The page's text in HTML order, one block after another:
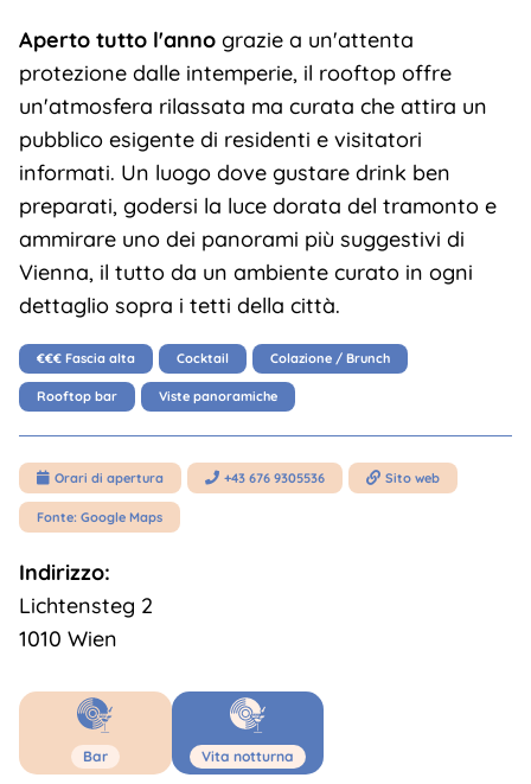
Aperto tutto l'annograzie a un'attenta
protezione dalle intemperie, il rooftop offre
un'atmosfera rilassata ma curata che attira un
pubblico esigente di residenti e visitatori
informati. Un luogo dove gustare drink ben
preparati, godersi la luce dorata del tramonto e
ammirare uno dei panorami più suggestivi di
Vienna, il tutto da un ambiente curato in ogni
dettaglio sopra i tetti della città.
€€€ Fascia alta Cocktail Colazione / Brunch
Rooftop bar Viste panoramiche
 Orari di apertura  +43 676 9305536  Sito web
Fonte: Google Maps
Indirizzo:
Lichtensteg 2
1010 Wien
Bar Vita notturna